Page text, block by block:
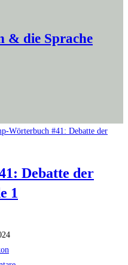
& die Sprache
Debat­te der
1